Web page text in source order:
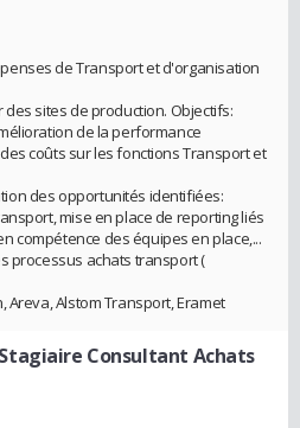
de Transport et d'organisation
des sites de production. Objectifs:
de la performance
coûts sur les fonctions Transport et
des opportunités identifiées:
mise en place de reporting liés
compétence des équipes en place,...
processus achats transport (
Areva, Alstom Transport, Eramet
Consultant Achats